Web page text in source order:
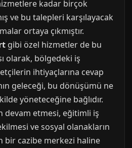
kadar birçok
ve bu talepleri karşılayacak
ortaya çıkmıştır.
gibi özel hizmetler de bu
olarak, bölgedeki iş
ihtiyaçlarına cevap
geleceği, bu dönüşümü ne
yöneteceğine bağlıdır.
devam etmesi, eğitimli iş
ve sosyal olanakların
bir cazibe merkezi haline